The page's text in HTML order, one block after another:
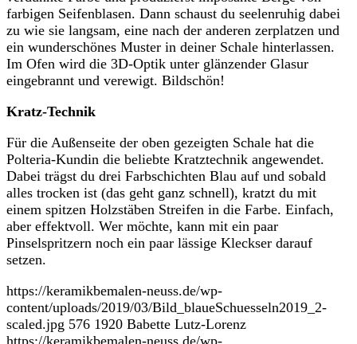
farbigen Seifenblasen. Dann schaust du seelenruhig dabei
zu wie sie langsam, eine nach der anderen zerplatzen und
ein wunderschönes Muster in deiner Schale hinterlassen.
Im Ofen wird die 3D-Optik unter glänzender Glasur
eingebrannt und verewigt. Bildschön!
Kratz-Technik
Für die Außenseite der oben gezeigten Schale hat die
Polteria-Kundin die beliebte Kratztechnik angewendet.
Dabei trägst du drei Farbschichten Blau auf und sobald
alles trocken ist (das geht ganz schnell), kratzt du mit
einem spitzen Holzstäben Streifen in die Farbe. Einfach,
aber effektvoll. Wer möchte, kann mit ein paar
Pinselspritzern noch ein paar lässige Kleckser darauf
setzen.
https://keramikbemalen-neuss.de/wp-
content/uploads/2019/03/Bild_blaueSchuesseln2019_2-
scaled.jpg 576 1920 Babette Lutz-Lorenz